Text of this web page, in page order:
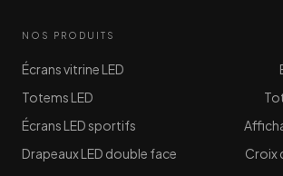
NOS PRODUITS
Écrans vitrine LED
Totems LED
Écrans LED sportifs
Drapeaux LED double face
Croix